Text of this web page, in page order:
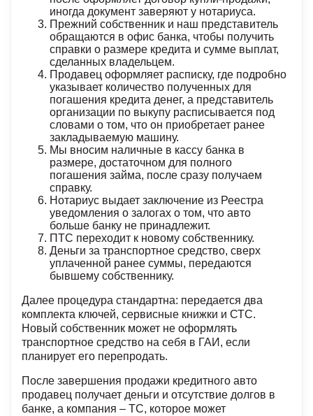
иногда документ заверяют у нотариуса.
Прежний собственник и наш представитель
обращаются в офис банка, чтобы получить
справки о размере кредита и сумме выплат,
сделанных владельцем.
Продавец оформляет расписку, где подробно
указывает количество полученных для
погашения кредита денег, а представитель
организации по выкупу расписывается под
словами о том, что он приобретает ранее
закладываемую машину.
Мы вносим наличные в кассу банка в
размере, достаточном для полного
погашения займа, после сразу получаем
справку.
Нотариус выдает заключение из Реестра
уведомления о залогах о том, что авто
больше банку не принадлежит.
ПТС переходит к новому собственнику.
Деньги за транспортное средство, сверх
уплаченной ранее суммы, передаются
бывшему собственнику.
Далее процедура стандартна: передается два
комплекта ключей, сервисные книжки и СТС.
Новый собственник может не оформлять
транспортное средство на себя в ГАИ, если
планирует его перепродать.
После завершения продажи кредитного авто
продавец получает деньги и отсутствие долгов в
банке, а компания – ТС, которое может